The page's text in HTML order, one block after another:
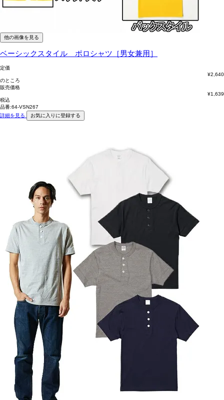
他の画像を見る
ベーシックスタイル ポロシャツ［男女兼用］
定価
¥2,640
のところ
販売価格
¥1,639
税込
品番:64-VSN267
詳細を見る
お気に入りに登録する